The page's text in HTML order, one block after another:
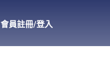
會員註冊/登入